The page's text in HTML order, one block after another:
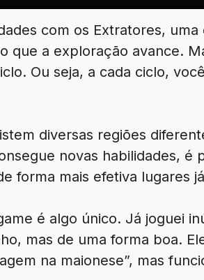
com os Extratores, uma
que a exploração avance.
Ou seja, a cada ciclo,
diversas regiões
novas habilidades, é
forma mais efetiva lugares
é algo único. Já joguei
mas de uma forma boa.
na maionese”, mas